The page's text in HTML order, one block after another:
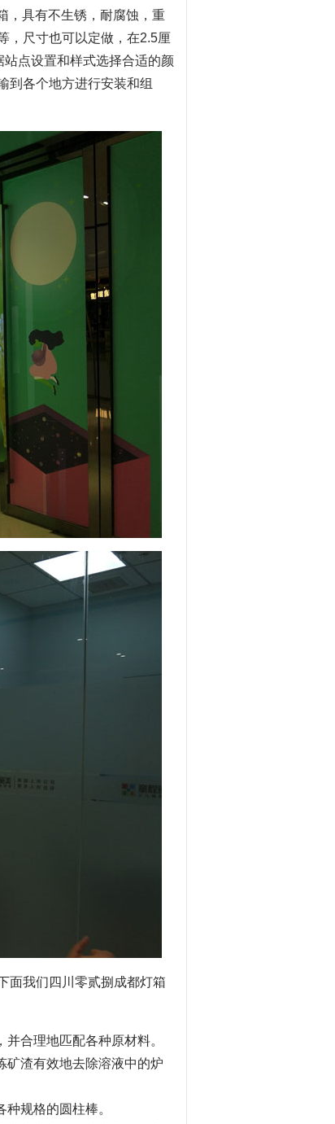
，具有不生锈，耐腐蚀，重
，尺寸也可以定做，在2.5厘
点设置和样式选择合适的颜
到各个地方进行安装和组
面我们四川零贰捌成都灯箱
合理地匹配各种原材料。
渣有效地去除溶液中的炉
规格的圆柱棒。